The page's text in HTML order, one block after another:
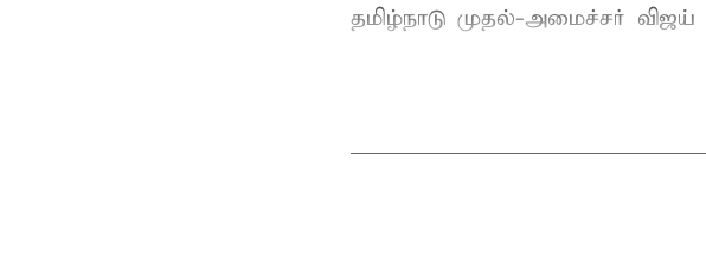
தமிழ்நாடு முதல்-அமைச்சர் விஜய்